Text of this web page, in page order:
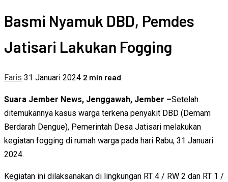
Basmi Nyamuk DBD, Pemdes
Jatisari Lakukan Fogging
Faris 31 Januari 2024 2 min read
Suara Jember News, Jenggawah, Jember –Setelah
ditemukannya kasus warga terkena penyakit DBD (Demam
Berdarah Dengue), Pemerintah Desa Jatisari melakukan
kegiatan fogging di rumah warga pada hari Rabu, 31 Januari
2024.
Kegiatan ini dilaksanakan di lingkungan RT 4 / RW 2 dan RT 1 /